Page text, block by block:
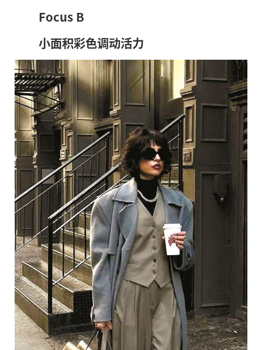
Focus B
小面积彩色调动活力